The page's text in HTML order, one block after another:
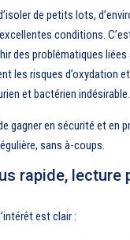
de petits lots,
conditions.
des problématiques liées
les risques d’oxydation
et bactérien indésirable.
gagner en sécurité et en
sans à-coups.
rapide, lecture
est clair :